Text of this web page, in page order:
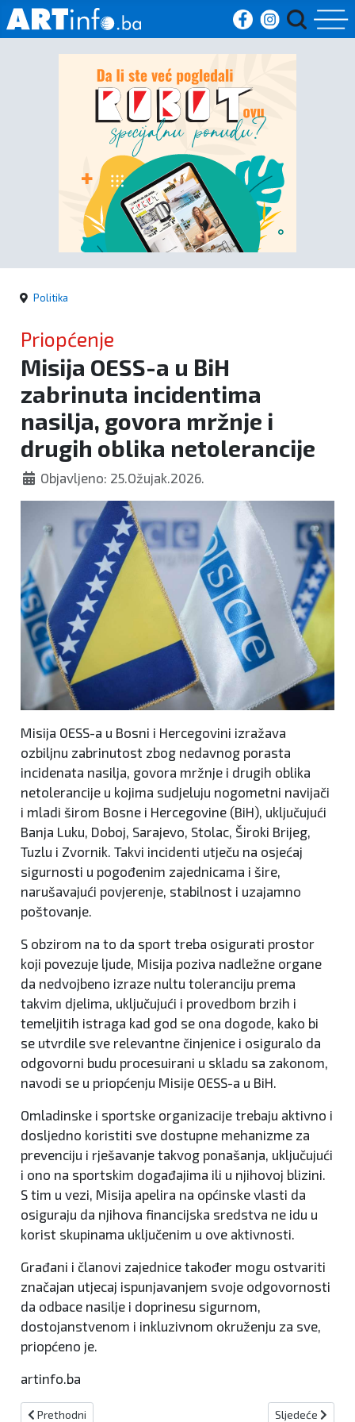
Početna
Kultura
kronika
Politika
Zanimljivosti
Politika
Priopćenje
Misija OESS-a u BiH
zabrinuta incidentima
nasilja, govora mržnje i
drugih oblika netolerancije
Objavljeno: 25.Ožujak.2026.
Misija OESS-a u Bosni i Hercegovini izražava
ozbiljnu zabrinutost zbog nedavnog porasta
incidenata nasilja, govora mržnje i drugih oblika
netolerancije u kojima sudjeluju nogometni navijači
i mladi širom Bosne i Hercegovine (BiH), uključujući
Banja Luku, Doboj, Sarajevo, Stolac, Široki Brijeg,
Tuzlu i Zvornik. Takvi incidenti utječu na osjećaj
sigurnosti u pogođenim zajednicama i šire,
narušavajući povjerenje, stabilnost i uzajamno
poštovanje.
S obzirom na to da sport treba osigurati prostor
koji povezuje ljude, Misija poziva nadležne organe
da nedvojbeno izraze nultu toleranciju prema
takvim djelima, uključujući i provedbom brzih i
temeljitih istraga kad god se ona dogode, kako bi
se utvrdile sve relevantne činjenice i osiguralo da
odgovorni budu procesuirani u skladu sa zakonom,
navodi se u priopćenju Misije OESS-a u BiH.
Omladinske i sportske organizacije trebaju aktivno i
dosljedno koristiti sve dostupne mehanizme za
prevenciju i rješavanje takvog ponašanja, uključujući
i ono na sportskim događajima ili u njihovoj blizini.
S tim u vezi, Misija apelira na općinske vlasti da
osiguraju da njihova financijska sredstva ne idu u
korist skupinama uključenim u ove aktivnosti.
Građani i članovi zajednice također mogu ostvariti
značajan utjecaj ispunjavanjem svoje odgovornosti
da odbace nasilje i doprinesu sigurnom,
dostojanstvenom i inkluzivnom okruženju za sve,
priopćeno je.
artinfo.ba
Prethodni članak: Kolonomos Martinčević odgovorio Bećiroviću:
Prethodni Sljedeći
Sljedeće